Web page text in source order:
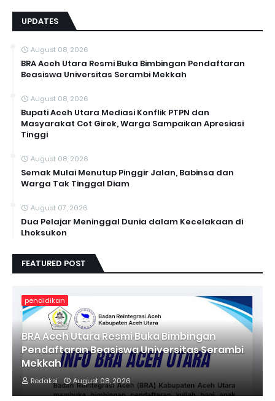
UPDATES
August 08, 2026
BRA Aceh Utara Resmi Buka Bimbingan Pendaftaran
Beasiswa Universitas Serambi Mekkah
August 08, 2026
Bupati Aceh Utara Mediasi Konflik PTPN dan
Masyarakat Cot Girek, Warga Sampaikan Apresiasi
Tinggi
August 08, 2026
Semak Mulai Menutup Pinggir Jalan, Babinsa dan
Warga Tak Tinggal Diam
August 07, 2026
Dua Pelajar Meninggal Dunia dalam Kecelakaan di
Lhoksukon
FEATURED POST
pendidikan
BRA Aceh Utara Resmi Buka Bimbingan
Pendaftaran Beasiswa Universitas Serambi
Mekkah
Redaksi August 08, 2026